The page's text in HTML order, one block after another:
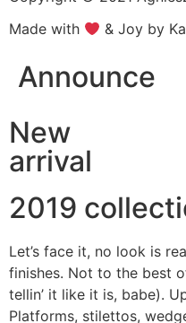
Made with & Joy by
Announce
New
arrival
2019
Let’s face it, no look is
finishes. Not to the best
tellin’ it like it is, babe).
Platforms, stilettos,